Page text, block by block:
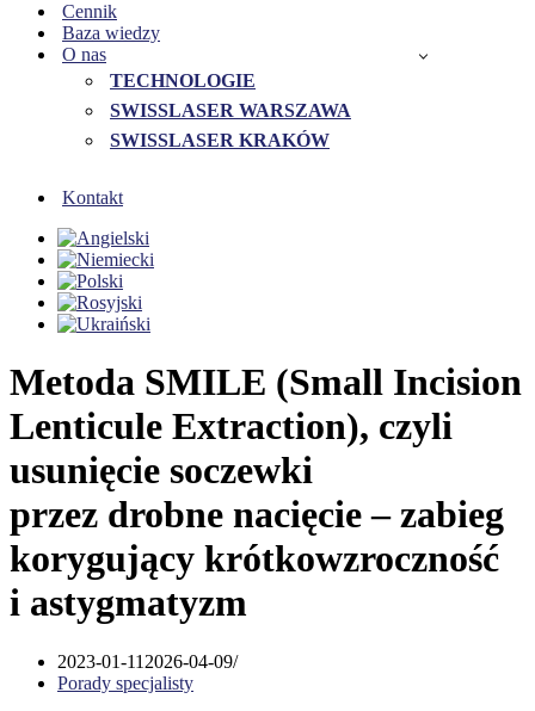
Cennik
Baza wiedzy
O nas
TECHNOLOGIE
SWISSLASER WARSZAWA
SWISSLASER KRAKÓW
Kontakt
Metoda SMILE (Small Incision
Lenticule Extraction), czyli
usunięcie soczewki
przez drobne nacięcie – zabieg
korygujący krótkowzroczność
i astygmatyzm
2023-01-11 2026-04-09
Porady specjalisty